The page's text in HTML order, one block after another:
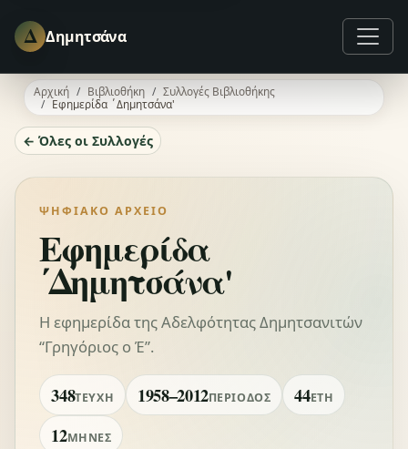
Δ Δημητσάνα
Αρχική Βιβλιοθήκη
Συλλογές Βιβλιοθήκης
Εφημερίδα ΄Δημητσάνα'
← Όλες οι Συλλογές
ΨΗΦΙΑΚΌ ΑΡΧΕΊΟ
Εφημερίδα
΄Δημητσάνα'
Η εφημερίδα της Αδελφότητας Δημητσανιτών
“Γρηγόριος ο Έ”.
348ΤΕΎΧΗ 1958–2012ΠΕΡΊΟΔΟΣ 44ΈΤΗ
12ΜΉΝΕΣ